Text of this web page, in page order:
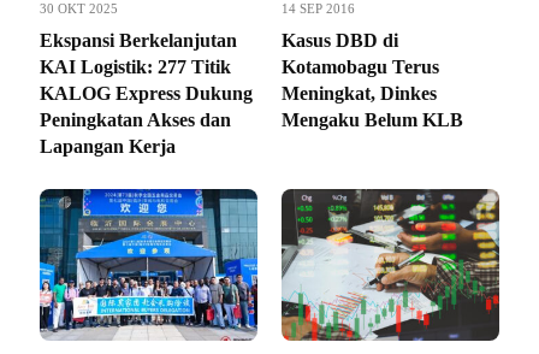
30 OKT 2025
Ekspansi Berkelanjutan
KAI Logistik: 277 Titik
KALOG Express Dukung
Peningkatan Akses dan
Lapangan Kerja
14 SEP 2016
Kasus DBD di
Kotamobagu Terus
Meningkat, Dinkes
Mengaku Belum KLB